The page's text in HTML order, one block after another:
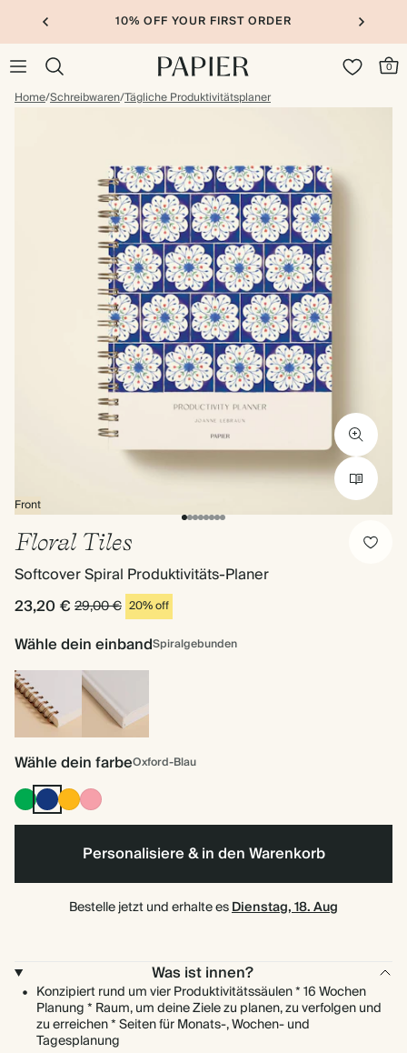
10% OFF YOUR FIRST ORDER
0
Home/Schreibwaren/Tägliche Produktivitätsplaner
Front
Floral Tiles
Softcover Spiral Produktivitäts-Planer
23,20 € 29,00 € 20% off
Wähle dein einbandSpiralgebunden
SpiralgebundenHardcover
Wähle dein farbeOxford-Blau
Racing
Green
Oxford-
Blau
Vintage
Senf
Flamingo
Personalisiere & in den Warenkorb
Bestelle jetzt und erhalte esDienstag, 18. Aug
Was ist innen?
Konzipiert rund um vier Produktivitätssäulen * 16 Wochen
Planung * Raum, um deine Ziele zu planen, zu verfolgen und
zu erreichen * Seiten für Monats-, Wochen- und
Tagesplanung